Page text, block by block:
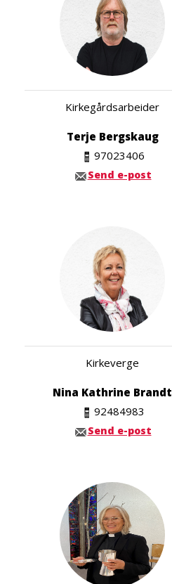
Kirkegårdsarbeider
Terje Bergskaug
97023406
Send e-post
Kirkeverge
Nina Kathrine Brandt
92484983
Send e-post